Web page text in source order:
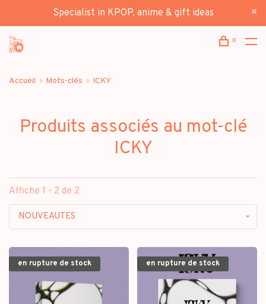
Specialist in KPOP, anime & gift ideas
0
Accueil Mots-clés ICKY
Produits associés au mot-clé
ICKY
Affiche 1 - 2 de 2
NOUVEAUTES
en rupture de stock en rupture de stock